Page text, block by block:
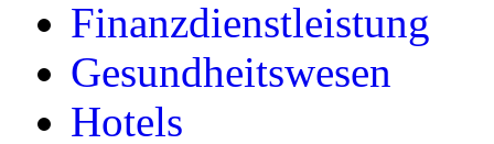
Finanzdienstleistung
Gesundheitswesen
Hotels